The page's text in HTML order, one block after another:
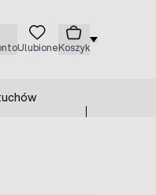
UlubioneKoszyk